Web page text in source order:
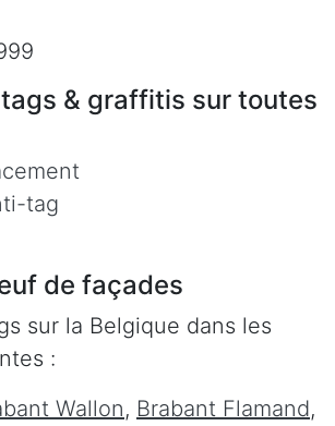
& graffitis sur toutes
tag
de façades
sur la Belgique dans les
:
Wallon, Brabant Flamand,